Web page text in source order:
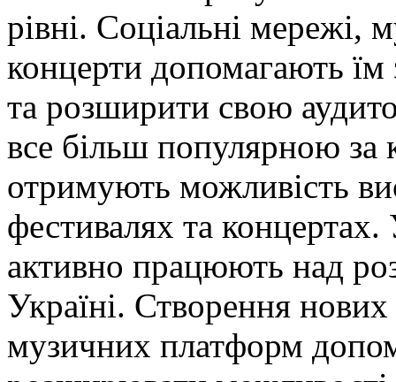
рівні. Соціальні мережі,
концерти допомагають
та розширити свою
все більш популярною за
отримують можливість
фестивалях та
активно працюють над
Україні. Створення
музичних платформ